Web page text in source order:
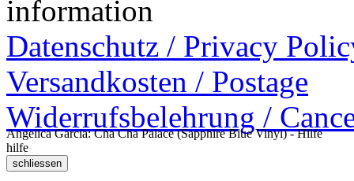
information
Datenschutz / Privacy
Versandkosten / Postage
Widerrufsbelehrung /
Angelica Garcia: Cha Cha Palace (Sapphire Blue Vinyl) - Hilfe
hilfe